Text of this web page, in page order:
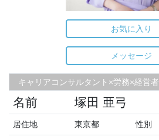
お気に入り
メッセージ
キャリアコンサルタント×労務×経営者
名前 塚田 亜弓
居住地 東京都 性別